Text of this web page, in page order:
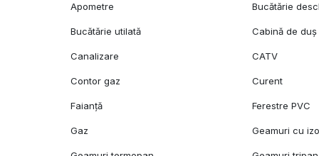
Apometre Bucătărie
Bucătărie utilată Cabină de duș
Canalizare CATV
Contor gaz Curent
Faianță Ferestre PVC
Gaz Geamuri cu